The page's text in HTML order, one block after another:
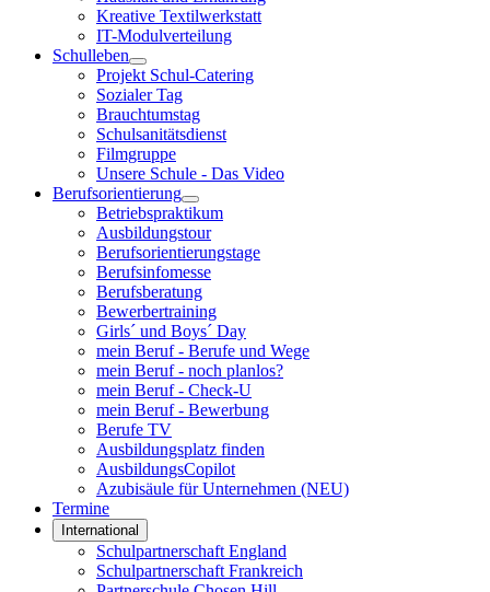
Kreative Textilwerkstatt
IT-Modulverteilung
Schulleben
Projekt Schul-Catering
Sozialer Tag
Brauchtumstag
Schulsanitätsdienst
Filmgruppe
Unsere Schule - Das Video
Berufsorientierung
Betriebspraktikum
Ausbildungstour
Berufsorientierungstage
Berufsinfomesse
Berufsberatung
Bewerbertraining
Girls´ und Boys´ Day
mein Beruf - Berufe und Wege
mein Beruf - noch planlos?
mein Beruf - Check-U
mein Beruf - Bewerbung
Berufe TV
Ausbildungsplatz finden
AusbildungsCopilot
Azubisäule für Unternehmen (NEU)
Termine
International
Schulpartnerschaft England
Schulpartnerschaft Frankreich